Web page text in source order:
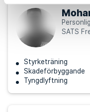
SATS
Styrketräning
Skadeförbyggande
Tyngdlyftning